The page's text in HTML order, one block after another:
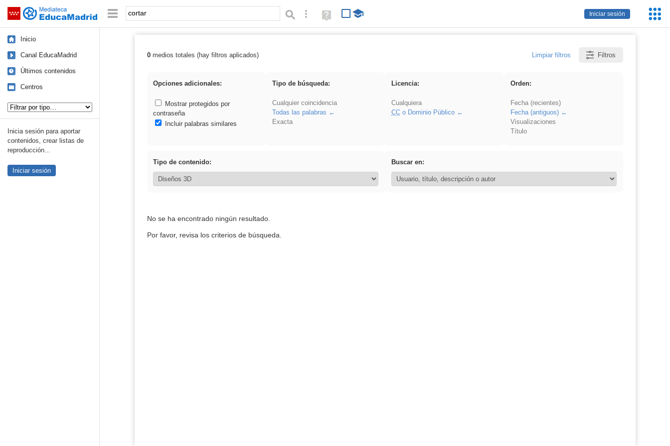
Saltar navegación
Iniciar sesión
Palabra o frase: Búsqueda avanzada
Ayuda
(en
Inicio
Canal EducaMadrid
Últimos contenidos
Centros
Inicia sesión para aportar
contenidos, crear listas de
reproducción...
Iniciar sesión
Resultados de: cortar
0medios totales (hay filtros aplicados) Limpiar filtros Filtros
Opciones adicionales:
Mostrar protegidos por
contraseña
Incluir palabras similares
Tipo de búsqueda:
Cualquier coincidencia
Todas las palabras
Exacta
Licencia:
Cualquiera
CCo Dominio Público
Orden:
Fecha (recientes)
Fecha (antiguos)
Visualizaciones
Título
Tipo de contenido: Buscar en:
No se ha encontrado ningún resultado.
Por favor, revisa los criterios de búsqueda.